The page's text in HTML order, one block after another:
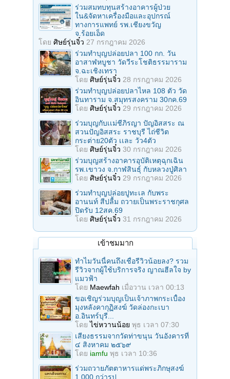
ร่วมสมทบทุนสร้างอาคารผู้ป่วย
ใน&จัดหาเครื่องมือและอุปกรณ์
ทางการแพทย์ รพ.เชียงขวัญ
จ.ร้อยเอ็ด
โดย ศิษย์รุ่นจิ๋ว 27 กรกฎาคม 2026
ร่วมทําบุญปล่อยปลา 100 กก. วัน
อาสาฬหบูชา วัดวีระโชติธรรมาราม
จ.ฉะเชิงเทรา
โดย ศิษย์รุ่นจิ๋ว 28 กรกฎาคม 2026
ร่วมทําบุญปล่อยปลาไหล 108 ตัว วัด
อินทาราม จ.สมุทรสงคราม 30กค.69
โดย ศิษย์รุ่นจิ๋ว 29 กรกฎาคม 2026
ร่วมบุญกับเเม่ชีภิรญา ปัญอิสสระ ณ
สวนปัญอิสสระ ราชบุรี ไถ่ชีวิต
กระต่าย20ตัว เเละ วัว4ตัว
โดย ศิษย์รุ่นจิ๋ว 30 กรกฎาคม 2026
ร่วมบุญสร้างอาคารอุบัติเหตุฉุกเฉิน
รพ.เขาวง จ.กาฬสินธุ์ กับหลวงปู่ศิลา
โดย ศิษย์รุ่นจิ๋ว 29 กรกฎาคม 2026
ร่วมทําบุญปล่อยปูทะเล กับพระ
อานนท์ สีปลื้ม ถวายเป็นพระราชกุศล
ปิดรับ 12สค.69
โดย ศิษย์รุ่นจิ๋ว 31 กรกฎาคม 2026
เข้าชมมาก
ทำไมวันนี้คนถึงเชื่อรีวิวน้อยลง? รวม
รีวิวจากผู้ใช้บริการจริง ญาณฮีลใจ by
แมวฟ้า
โดย Maewfah เมื่อวาน เวลา 00:13
ขอเชิญร่วมบุญเป็นเจ้าภาพกระเบื้อง
มุงหลังคากุฏิสงฆ์ วัดล่องกะเบา
อ.อินทร์บุรี...
โดยไข่หวานน้อย พุธ เวลา 07:30
เสียงธรรมจากวัดท่าขนุน วันอังคารที่
๔ สิงหาคม ๒๕๖๙
โดย iamfu พุธ เวลา 10:36
ร่วมถวายภัตตาหารแด่พระภิกษุสงฆ์
1,000 กว่ารูป...